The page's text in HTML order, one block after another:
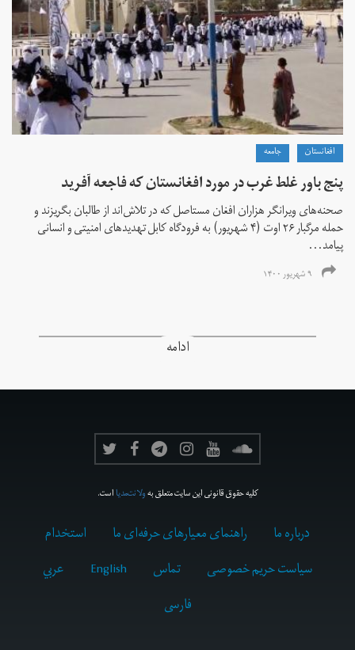
افغانستان جامعه
پنج باور غلط غرب در مورد افغانستان که فاجعه آفرید
صحنه‌های ویرانگر هزاران افغان مستاصل که در تلاش‌اند از طالبان بگریزند و
حمله مرگبار ۲۶ اوت (۴ شهریور) به فرودگاه کابل تهدیدهای امنیتی و انسانی
پیامد...
۹ شهریور ۱۴۰۰
ادامه
کلیه حقوق قانونی این سایت متعلق بهولانت‌مدیااست.
درباره ما راهنمای معیارهای حرفه‌ای ما
استخدام
سیاست حریم خصوصی
تماس English
عربي
فارسى